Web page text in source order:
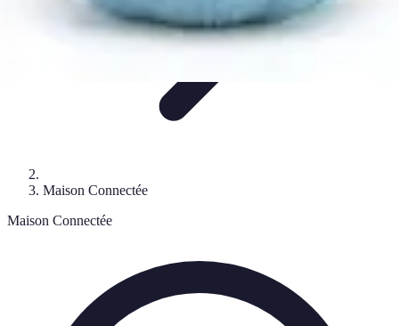
Maison Connectée
Maison Connectée